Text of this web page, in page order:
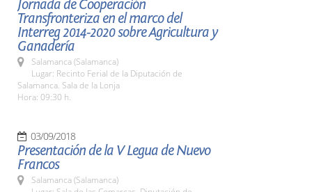
Jornada de Cooperación
Transfronteriza en el marco del
Interreg 2014-2020 sobre Agricultura y
Ganadería
Salamanca (Salamanca)
Lugar: Recinto Ferial de la Diputación de
Salamanca. Sala de la Lonja
Hora: 09:30 h.
03/09/2018
Presentación de la V Legua de Nuevo
Francos
Salamanca (Salamanca)